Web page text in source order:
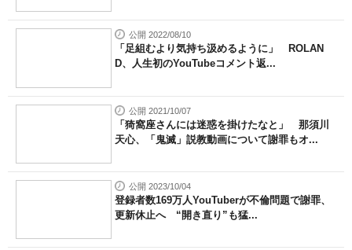
公開 2022/08/10
「足組むより気持ち汲めるように」 ROLAN
D、人生初のYouTubeコメント返...
公開 2021/10/07
「猗窩座さんには迷惑を掛けたなと」 那須川
天心、「鬼滅」説教動画について謝罪もオ...
公開 2023/10/04
登録者数169万人YouTuberが不倫問題で謝罪、
更新休止へ “開き直り”も猛...